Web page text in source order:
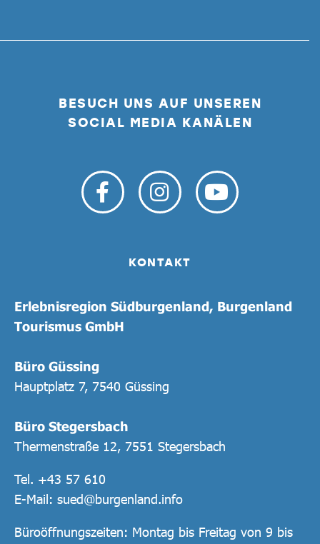
BESUCH UNS AUF UNSEREN
SOCIAL MEDIA KANÄLEN
KONTAKT
Erlebnisregion Südburgenland, Burgenland
Tourismus GmbH
Büro Güssing
Hauptplatz 7, 7540 Güssing
Büro Stegersbach
Thermenstraße 12, 7551 Stegersbach
Tel. +43 57 610
E-Mail: sued@burgenland.info
Büroöffnungszeiten: Montag bis Freitag von 9 bis